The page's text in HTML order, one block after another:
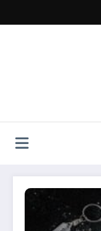
ッ